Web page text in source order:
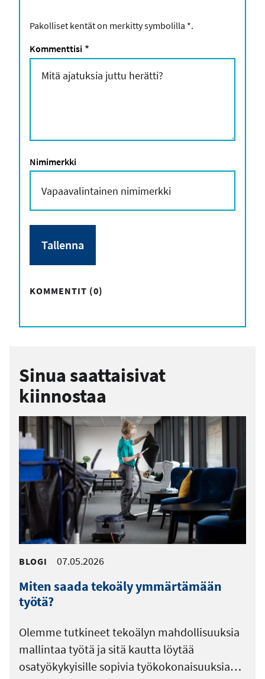
Pakolliset kentät on merkitty symbolilla *.
Kommenttisi *
Nimimerkki
KOMMENTIT (0)
Sinua saattaisivat
kiinnostaa
BLOGI 07.05.2026
Miten saada tekoäly ymmärtämään
työtä?
Olemme tutkineet tekoälyn mahdollisuuksia
mallintaa työtä ja sitä kautta löytää
osatyökykyisille sopivia työkokonaisuuksia…